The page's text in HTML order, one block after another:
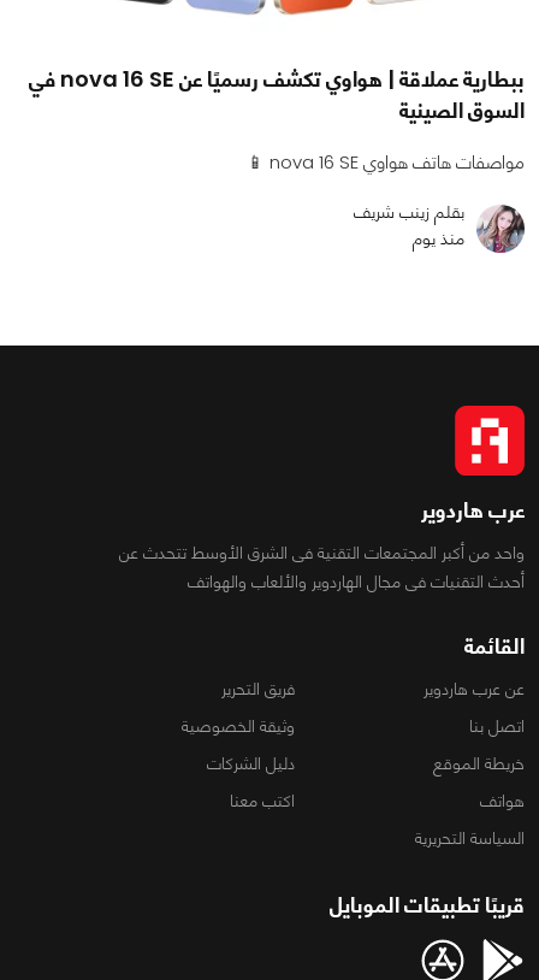
ببطارية عملاقة | هواوي تكشف رسميًا عن nova 16 SE في
السوق الصينية
مواصفات هاتف هواوي nova 16 SE 📱
بقلم زينب شريف
منذ يوم
عرب هاردوير
واحد من أكبر المجتمعات التقنية فى الشرق الأوسط تتحدث عن
أحدث التقنيات فى مجال الهاردوير والألعاب والهواتف
القائمة
عن عرب هاردوير
فريق التحرير
اتصل بنا
وثيقة الخصوصية
خريطة الموقع
دليل الشركات
هواتف
اكتب معنا
السياسة التحريرية
قريبًا تطبيقات الموبايل